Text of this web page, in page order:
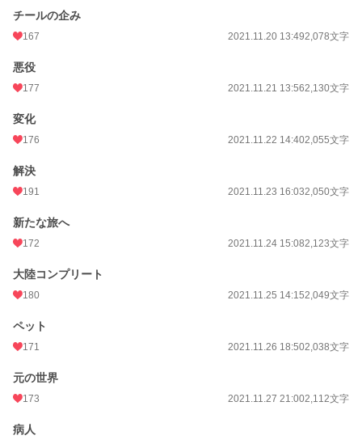
チールの企み
167 2021.11.20 13:492,078文字
悪役
177 2021.11.21 13:562,130文字
変化
176 2021.11.22 14:402,055文字
解決
191 2021.11.23 16:032,050文字
新たな旅へ
172 2021.11.24 15:082,123文字
大陸コンプリート
180 2021.11.25 14:152,049文字
ペット
171 2021.11.26 18:502,038文字
元の世界
173 2021.11.27 21:002,112文字
病人